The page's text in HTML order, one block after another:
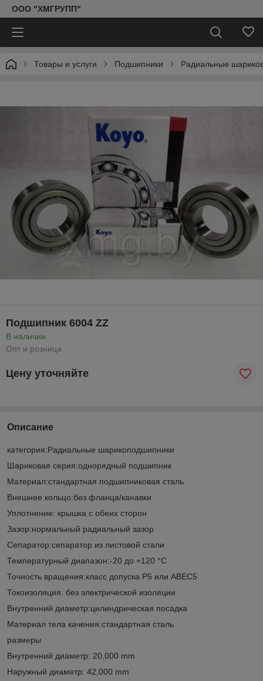
ООО "ХМГРУПП"
Товары и услуги Подшипники Радиальные
Подшипник 6004 ZZ
В наличии
Опт и розница
Цену уточняйте
Описание
категория:Радиальные шарикоподшипники
Шариковая серия:однорядный подшипник
Материал:стандартная подшипниковая сталь
Внешнее кольцо:без фланца/канавки
Уплотнение: крышка с обеих сторон
Зазор:нормальный радиальный зазор
Сепаратор:сепаратор из листовой стали
Температурный диапазон:-20 до +120 °C
Точность вращения:класс допуска P5 или ABEC5
Токоизоляция: без электрической изоляции
Внутренний диаметр:цилиндрическая посадка
Материал тела качения:стандартная сталь
размеры
Внутренний диаметр: 20,000 mm
Наружный диаметр: 42,000 mm